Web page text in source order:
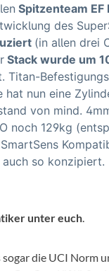
RIESE &
Scott
SQlab
Thule
Spitzenteam
des
(in allen drei
Stack wurde um
Titan-
hat nun eine
von mind.
noch 129kg
so konzipiert.
unter euch.
die UCI Norm